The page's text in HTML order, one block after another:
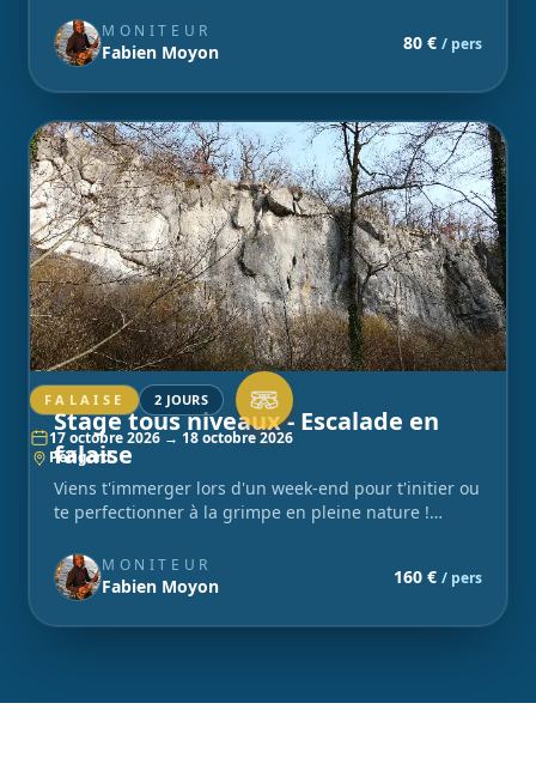
MONITEUR
Fabien Moyon 80 € / pers
FALAISE 2 JOURS
17 octobre 2026 → 18 octobre 2026
Périgord
Stage tous niveaux - Escalade en
falaise
Viens t'immerger lors d'un week-end pour t'initier ou
te perfectionner à la grimpe en pleine nature !
MONITEUR
Fabien Moyon 160 € / pers